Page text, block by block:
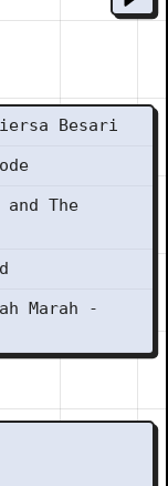
Besari
The
Marah -